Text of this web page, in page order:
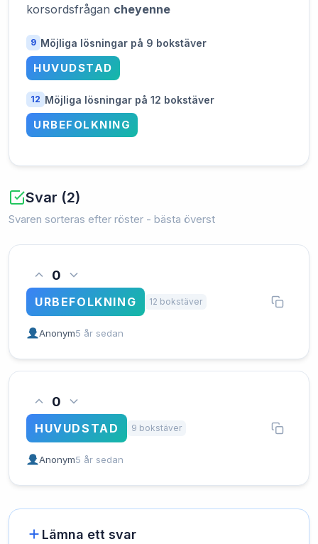
korsordsfrågan cheyenne
9 Möjliga lösningar på 9 bokstäver
HUVUDSTAD
12 Möjliga lösningar på 12 bokstäver
URBEFOLKNING
Svar (2)
Svaren sorteras efter röster - bästa överst
0
URBEFOLKNING 12 bokstäver
Anonym5 år sedan
0
HUVUDSTAD 9 bokstäver
Anonym5 år sedan
Lämna ett svar